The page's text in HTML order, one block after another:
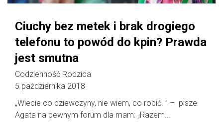
Ciuchy bez metek i brak drogiego
telefonu to powód do kpin? Prawda
jest smutna
Codzienność Rodzica
5 października 2018
„Wiecie co dziewczyny, nie wiem, co robić. ” – pisze
Agata na pewnym forum dla mam: „Razem...